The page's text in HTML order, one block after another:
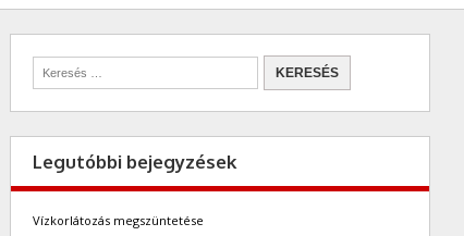
Legutóbbi bejegyzések
Vízkorlátozás megszüntetése